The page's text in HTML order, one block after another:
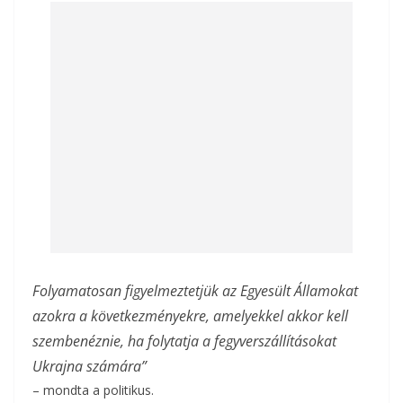
Folyamatosan figyelmeztetjük az Egyesült Államokat
azokra a következményekre, amelyekkel akkor kell
szembenéznie, ha folytatja a fegyverszállításokat
Ukrajna számára”
– mondta a politikus.